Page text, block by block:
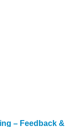
– Feedback &